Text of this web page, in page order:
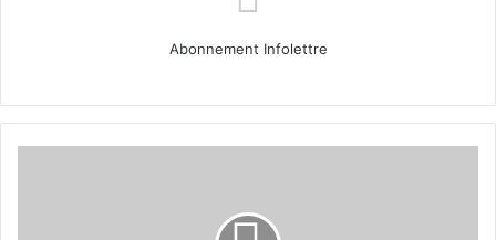
Abonnement Infolettre